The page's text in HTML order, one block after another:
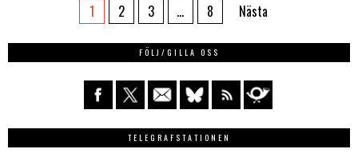
1 2 3 … 8 Nästa
FÖLJ/GILLA OSS
TELEGRAFSTATIONEN